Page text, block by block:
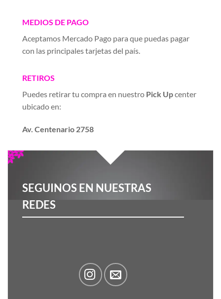
MEDIOS DE PAGO
Aceptamos Mercado Pago para que puedas pagar
con las principales tarjetas del país.
RETIROS
Puedes retirar tu compra en nuestro Pick Upcenter
ubicado en:
Av. Centenario 2758
SEGUINOS EN NUESTRAS
REDES